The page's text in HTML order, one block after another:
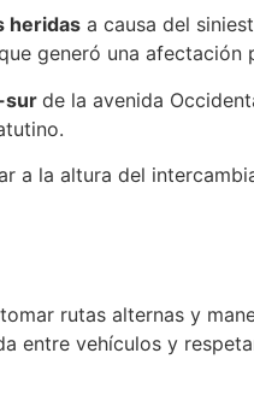
heridas a causa del
generó una afectación
sur de la avenida
a la altura del
rutas alternas y
entre vehículos y